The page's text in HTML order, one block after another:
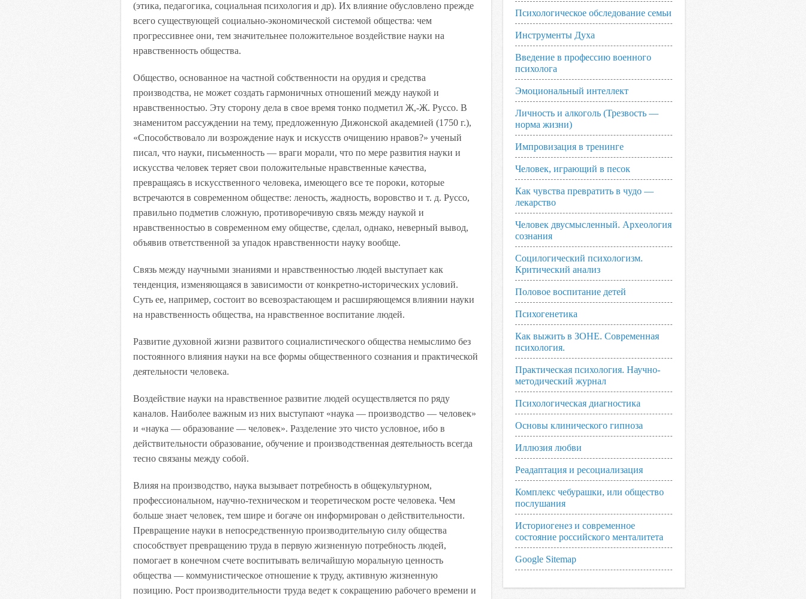
(этика, педагогика, социальная психология и др). Их влияние обусловлено прежде
всего существующей социально-экономической системой общества: чем
прогрессивнее они, тем значительнее положительное воздействие науки на
нравственность общества.
Общество, основанное на частной собственности на орудия и средства
производства, не может создать гармоничных отношений между наукой и
нравственностью. Эту сторону дела в свое время тонко подметил Ж,-Ж. Руссо. В
знаменитом рассуждении на тему, предложенную Дижонской академией (1750 г.),
«Способствовало ли возрождение наук и искусств очищению нравов?» ученый
писал, что науки, письменность — враги морали, что по мере развития науки и
искусства человек теряет свои положительные нравственные качества,
превращаясь в искусственного человека, имеющего все те пороки, которые
встречаются в современном обществе: леность, жадность, воровство и т. д. Руссо,
правильно подметив сложную, противоречивую связь между наукой и
нравственностью в современном ему обществе, сделал, однако, неверный вывод,
объявив ответственной за упадок нравственности науку вообще.
Связь между научными знаниями и нравственностью людей выступает как
тенденция, изменяющаяся в зависимости от конкретно-исторических условий.
Суть ее, например, состоит во всевозрастающем и расширяющемся влиянии науки
на нравственность общества, на нравственное воспитание людей.
Развитие духовной жизни развитого социалистического общества немыслимо без
постоянного влияния науки на все формы общественного сознания и практической
деятельности человека.
Воздействие науки на нравственное развитие людей осуществляется по ряду
каналов. Наиболее важным из них выступают «наука — производство — человек»
и «наука — образование — человек». Разделение это чисто условное, ибо в
действительности образование, обучение и производственная деятельность всегда
тесно связаны между собой.
Влияя на производство, наука вызывает потребность в общекультурном,
профессиональном, научно-техническом и теоретическом росте человека. Чем
больше знает человек, тем шире и богаче он информирован о действительности.
Превращение науки в непосредственную производительную силу общества
способствует превращению труда в первую жизненную потребность людей,
помогает в конечном счете воспитывать величайшую моральную ценность
общества — коммунистическое отношение к труду, активную жизненную
позицию. Рост производительности труда ведет к сокращению рабочего времени и
Психологическое обследование семьи
Инструменты Духа
Введение в профессию военного
психолога
Эмоциональный интеллект
Личность и алкоголь (Трезвость —
норма жизни)
Импровизация в тренинге
Человек, играющий в песок
Как чувства превратить в чудо —
лекарство
Человек двусмысленный. Археология
сознания
Социлогический психологизм.
Критический анализ
Половое воспитание детей
Психогенетика
Как выжить в ЗОНЕ. Современная
психология.
Практическая психология. Научно-
методический журнал
Психологическая диагностика
Основы клинического гипноза
Иллюзия любви
Реадаптация и ресоциализация
Комплекс чебурашки, или общество
послушания
Историогенез и современное
состояние российского менталитета
Google Sitemap